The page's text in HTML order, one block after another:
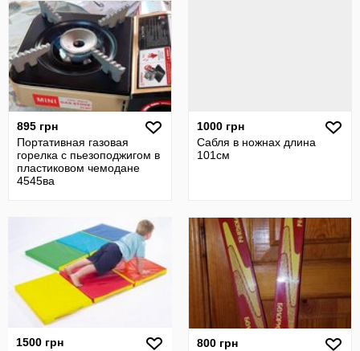
895 грн
Портативная газовая
горелка с пьезоподжигом в
пластиковом чемодане
4545ва
1000 грн
Сабля в ножнах длина
101см
1500 грн
800 грн